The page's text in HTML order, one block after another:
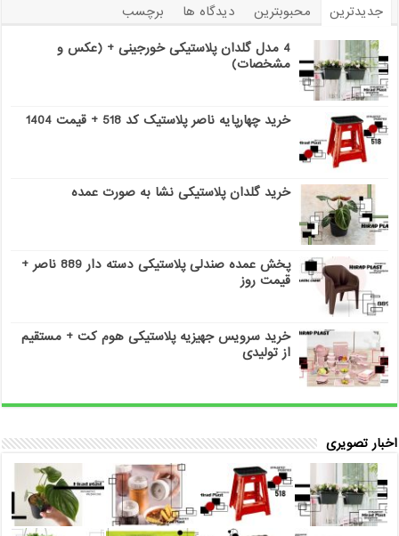
جدیدترین محبوبترین دیدگاه ها
برچسب
4 مدل گلدان پلاستیکی خورجینی + (عکس و
مشخصات)
خرید چهارپایه ناصر پلاستیک کد 518 + قیمت 1404
خرید گلدان پلاستیکی نشا به صورت عمده
پخش عمده صندلی پلاستیکی دسته دار 889 ناصر +
قیمت روز
خرید سرویس جهیزیه پلاستیکی هوم کت + مستقیم
از تولیدی
اخبار تصویری